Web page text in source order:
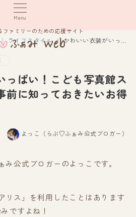
Menu
ファミリーのための応援サイト
ライフスタイル かわいい衣装がいっぱい！こども写真館スタジオアリスの事前に知っておきたいお得なポイント3つ
っぱい！こども写真館ス
前に知っておきたいお得
よっこ（らぶ♡ふぁみ公式ブロガー）
公式ブロガーのよっこです。
リス」を利用したことはあります
ですよね！